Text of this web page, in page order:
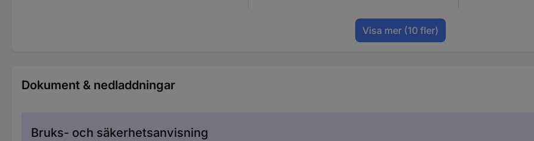
Visa mer (10 fler)
Dokument & nedladdningar
Bruks- och säkerhetsanvisning